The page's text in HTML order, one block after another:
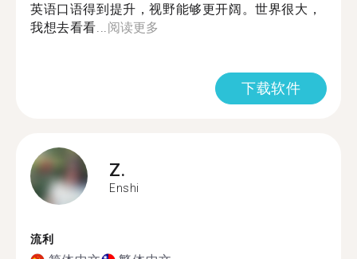
英语口语得到提升，视野能够更开阔。世界很大，
我想去看看... 阅读更多
下载软件
Z.
Enshi
流利